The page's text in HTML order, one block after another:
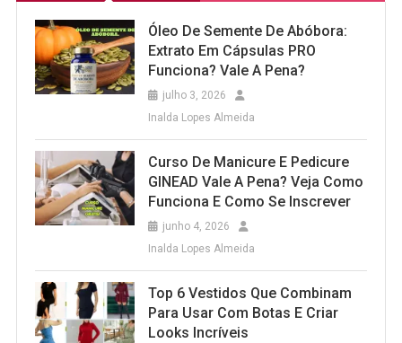
Óleo De Semente De Abóbora:
Extrato Em Cápsulas PRO
Funciona? Vale A Pena?
julho 3, 2026
Inalda Lopes Almeida
Curso De Manicure E Pedicure
GINEAD Vale A Pena? Veja Como
Funciona E Como Se Inscrever
junho 4, 2026
Inalda Lopes Almeida
Top 6 Vestidos Que Combinam
Para Usar Com Botas E Criar
Looks Incríveis